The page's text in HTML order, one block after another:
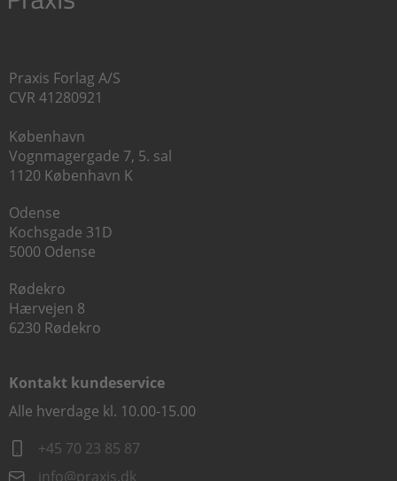
Praxis Forlag A/S
CVR 41280921
København
Vognmagergade 7, 5. sal
1120 København K
Odense
Kochsgade 31D
5000 Odense
Rødekro
Hærvejen 8
6230 Rødekro
Kontakt kundeservice
Alle hverdage kl. 10.00-15.00
+45 70 23 85 87
info@praxis.dk